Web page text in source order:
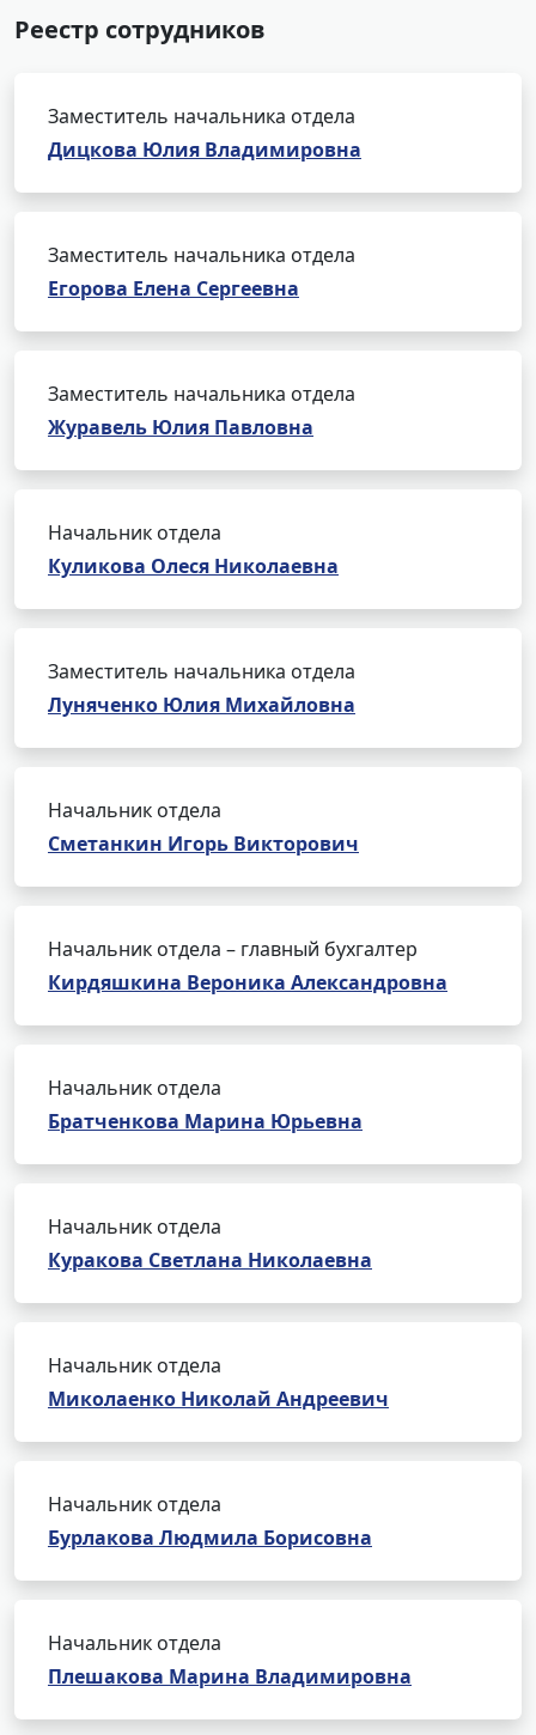
Реестр сотрудников
Заместитель начальника отдела
Дицкова Юлия Владимировна
Заместитель начальника отдела
Егорова Елена Сергеевна
Заместитель начальника отдела
Журавель Юлия Павловна
Начальник отдела
Куликова Олеся Николаевна
Заместитель начальника отдела
Луняченко Юлия Михайловна
Начальник отдела
Сметанкин Игорь Викторович
Начальник отдела – главный бухгалтер
Кирдяшкина Вероника Александровна
Начальник отдела
Братченкова Марина Юрьевна
Начальник отдела
Куракова Светлана Николаевна
Начальник отдела
Миколаенко Николай Андреевич
Начальник отдела
Бурлакова Людмила Борисовна
Начальник отдела
Плешакова Марина Владимировна